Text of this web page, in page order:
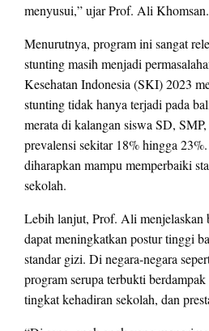
menyusui,” ujar Prof. Ali Khomsan.
Menurutnya, program ini sangat
stunting masih menjadi
Kesehatan Indonesia (SKI) 2023
stunting tidak hanya terjadi pada
merata di kalangan siswa SD,
prevalensi sekitar 18% hingga
diharapkan mampu memperbaiki
sekolah.
Lebih lanjut, Prof. Ali
dapat meningkatkan postur tinggi
standar gizi. Di negara-negara
program serupa terbukti
tingkat kehadiran sekolah, dan